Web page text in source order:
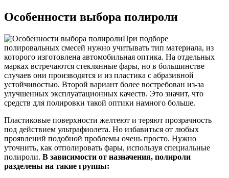
Особенности выбора полироли
При подборе
полировальных смесей нужно учитывать тип материала, из
которого изготовлена автомобильная оптика. На отдельных
марках встречаются стеклянные фары, но в большинстве
случаев они производятся и из пластика с абразивной
устойчивостью. Второй вариант более востребован из-за
улучшенных эксплуатационных качеств. Это значит, что
средств для полировки такой оптики намного больше.
Пластиковые поверхности желтеют и теряют прозрачность
под действием ультрафиолета. Но избавиться от любых
проявлений подобной проблемы очень просто. Нужно
уточнить, как отполировать фары, используя специальные
полироли. В зависимости от назначения, полироли
разделены на такие группы: